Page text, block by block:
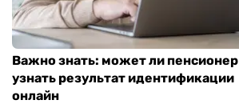
Важно знать: может ли пенсионер
узнать результат идентификации
онлайн